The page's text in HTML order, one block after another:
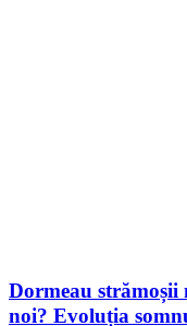
Dormeau strămoșii
noi? Evoluția